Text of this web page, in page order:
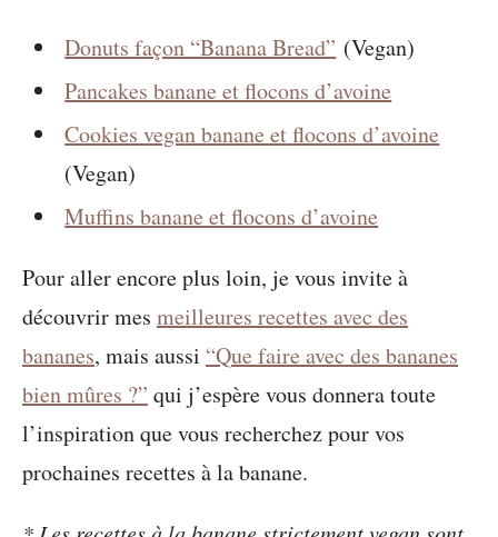
Donuts façon “Banana Bread” (Vegan)
Pancakes banane et flocons d’avoine
Cookies vegan banane et flocons d’avoine
(Vegan)
Muffins banane et flocons d’avoine
Pour aller encore plus loin, je vous invite à
découvrir mes meilleures recettes avec des
bananes, mais aussi “Que faire avec des bananes
bien mûres ?” qui j’espère vous donnera toute
l’inspiration que vous recherchez pour vos
prochaines recettes à la banane.